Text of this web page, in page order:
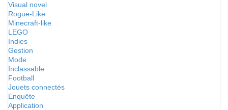
Visual novel
Rogue-Like
Minecraft-like
LEGO
Indies
Gestion
Mode
Inclassable
Football
Jouets connectés
Enquête
Application